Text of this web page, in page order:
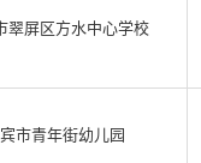
翠屏区方水中心学校
市青年街幼儿园